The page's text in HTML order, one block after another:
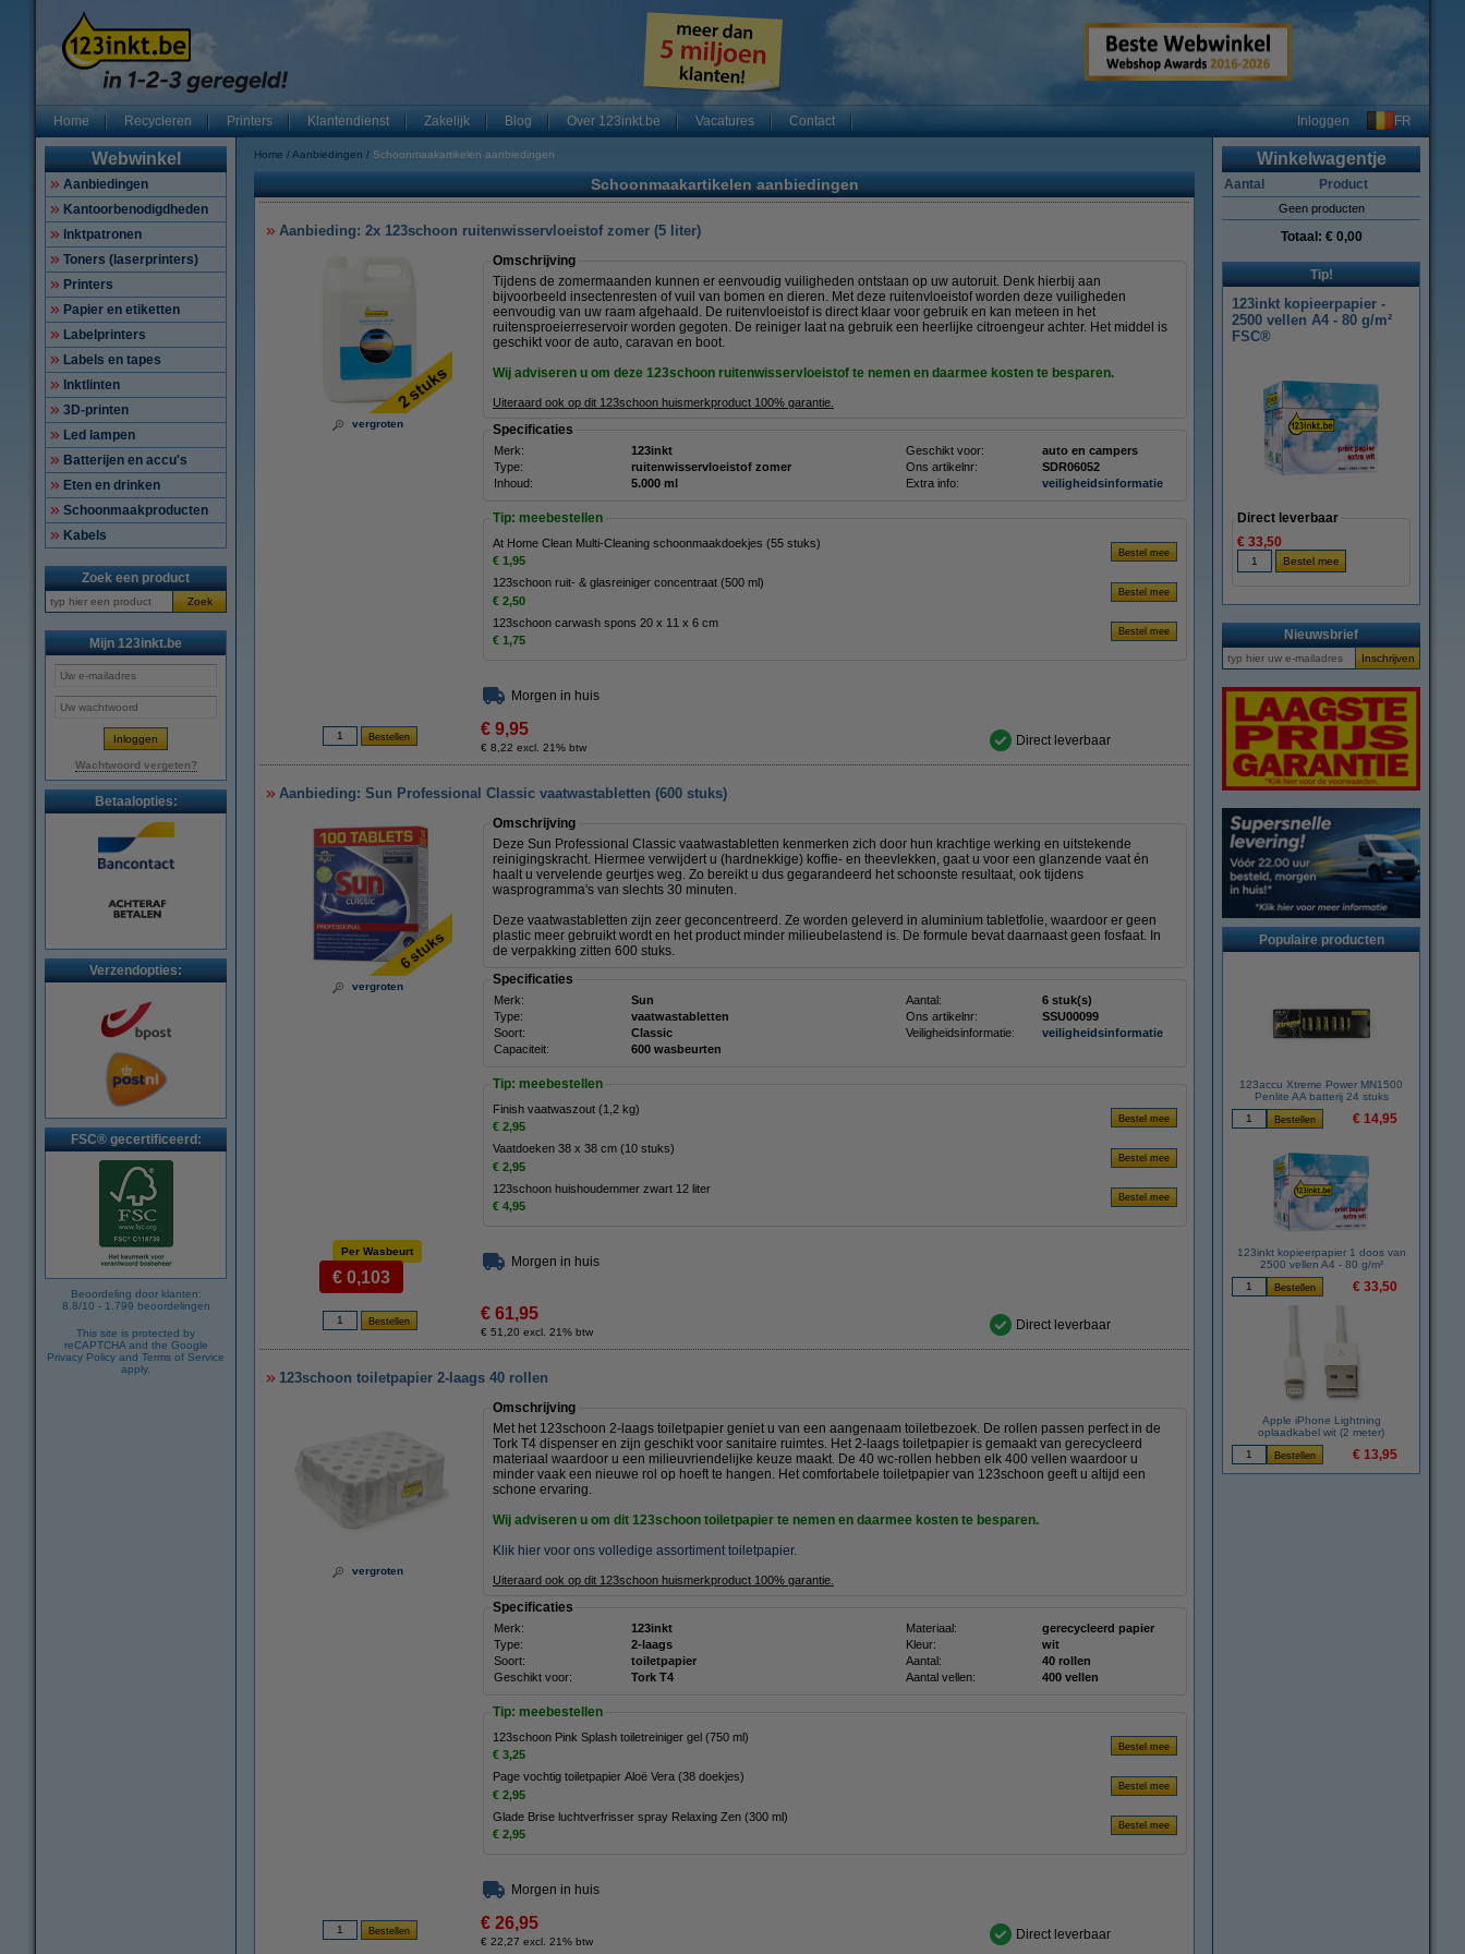
Home Recycleren Printers Klantendienst Zakelijk Blog Over 123inkt.be Vacatures Contact Inloggen FR
Webwinkel
Aanbiedingen
Kantoorbenodigdheden
Inktpatronen
Toners (laserprinters)
Printers
Papier en etiketten
Labelprinters
Labels en tapes
Inktlinten
3D-printen
Led lampen
Batterijen en accu's
Eten en drinken
Schoonmaakproducten
Kabels
Zoek een product
Zoek
Mijn 123inkt.be
Wachtwoord vergeten?
Betaalopties:
Verzendopties:
FSC® gecertificeerd:
Beoordeling door klanten:
8.8/10 - 1.799 beoordelingen
This site is protected by
reCAPTCHA and the Google
Privacy Policy and Terms of Service
apply.
Home Aanbiedingen Schoonmaakartikelen aanbiedingen
Schoonmaakartikelen aanbiedingen
Aanbieding: 2x 123schoon ruitenwisservloeistof zomer (5 liter)
vergroten
Omschrijving
Tijdens de zomermaanden kunnen er eenvoudig vuiligheden ontstaan op uw autoruit. Denk hierbij aan
bijvoorbeeld insectenresten of vuil van bomen en dieren. Met deze ruitenvloeistof worden deze vuiligheden
eenvoudig van uw raam afgehaald. De ruitenvloeistof is direct klaar voor gebruik en kan meteen in het
ruitensproeierreservoir worden gegoten. De reiniger laat na gebruik een heerlijke citroengeur achter. Het middel is
geschikt voor de auto, caravan en boot.
Wij adviseren u om deze 123schoon ruitenwisservloeistof te nemen en daarmee kosten te besparen.
Uiteraard ook op dit 123schoon huismerkproduct 100% garantie.
Specificaties
Merk: 123inkt Geschikt voor:
auto en campers
Type:
ruitenwisservloeistof zomer Ons artikelnr:
SDR06052
Inhoud:
5.000 ml Extra info: veiligheidsinformatie
Tip: meebestellen
At Home Clean Multi-Cleaning schoonmaakdoekjes (55 stuks)
€ 1,95
123schoon ruit- & glasreiniger concentraat (500 ml)
€ 2,50
123schoon carwash spons 20 x 11 x 6 cm
€ 1,75
Morgen in huis
€ 9,95
€ 8,22 excl. 21% btw Direct leverbaar
Aanbieding: Sun Professional Classic vaatwastabletten (600 stuks)
vergroten
Omschrijving
Deze Sun Professional Classic vaatwastabletten kenmerken zich door hun krachtige werking en uitstekende
reinigingskracht. Hiermee verwijdert u (hardnekkige) koffie- en theevlekken, gaat u voor een glanzende vaat én
haalt u vervelende geurtjes weg. Zo bereikt u dus gegarandeerd het schoonste resultaat, ook tijdens
wasprogramma's van slechts 30 minuten.
Deze vaatwastabletten zijn zeer geconcentreerd. Ze worden geleverd in aluminium tabletfolie, waardoor er geen
plastic meer gebruikt wordt en het product minder milieubelastend is. De formule bevat daarnaast geen fosfaat. In
de verpakking zitten 600 stuks.
Specificaties
Merk: Sun Aantal:
6 stuk(s)
Type:
vaatwastabletten Ons artikelnr:
SSU00099
Soort:
Classic Veiligheidsinformatie:
veiligheidsinformatie
Capaciteit:
600 wasbeurten
Tip: meebestellen
Finish vaatwaszout (1,2 kg)
€ 2,95
Vaatdoeken 38 x 38 cm (10 stuks)
€ 2,95
123schoon huishoudemmer zwart 12 liter
€ 4,95
Per Wasbeurt
€ 0,103
Morgen in huis
€ 61,95
€ 51,20 excl. 21% btw Direct leverbaar
123schoon toiletpapier 2-laags 40 rollen
vergroten
Omschrijving
Met het 123schoon 2-laags toiletpapier geniet u van een aangenaam toiletbezoek. De rollen passen perfect in de
Tork T4 dispenser en zijn geschikt voor sanitaire ruimtes. Het 2-laags toiletpapier is gemaakt van gerecycleerd
materiaal waardoor u een milieuvriendelijke keuze maakt. De 40 wc-rollen hebben elk 400 vellen waardoor u
minder vaak een nieuwe rol op hoeft te hangen. Het comfortabele toiletpapier van 123schoon geeft u altijd een
schone ervaring.
Wij adviseren u om dit 123schoon toiletpapier te nemen en daarmee kosten te besparen.
Klik hier voor ons volledige assortiment toiletpapier.
Uiteraard ook op dit 123schoon huismerkproduct 100% garantie.
Specificaties
Merk: 123inkt Materiaal:
gerecycleerd papier
Type:
2-laags Kleur:
wit
Soort:
toiletpapier Aantal:
40 rollen
Geschikt voor:
Tork T4 Aantal vellen: 400 vellen
Tip: meebestellen
123schoon Pink Splash toiletreiniger gel (750 ml)
€ 3,25
Page vochtig toiletpapier Aloë Vera (38 doekjes)
€ 2,95
Glade Brise luchtverfrisser spray Relaxing Zen (300 ml)
€ 2,95
Morgen in huis
€ 26,95
€ 22,27 excl. 21% btw Direct leverbaar
Winkelwagentje
Aantal Product
Geen producten
Totaal: € 0,00
Tip!
123inkt kopieerpapier -
2500 vellen A4 - 80 g/m²
FSC®
Direct leverbaar
€ 33,50
Nieuwsbrief
Populaire producten
123accu Xtreme Power MN1500
Penlite AA batterij 24 stuks
€ 14,95
123inkt kopieerpapier 1 doos van
2500 vellen A4 - 80 g/m²
€ 33,50
Apple iPhone Lightning
oplaadkabel wit (2 meter)
€ 13,95